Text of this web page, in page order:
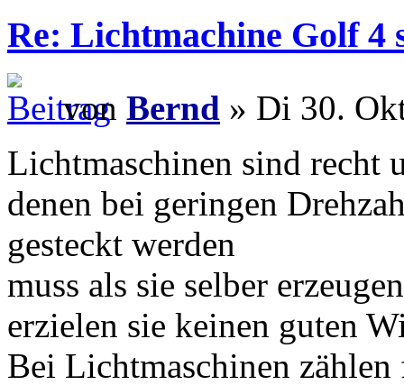
Re: Lichtmachine Golf 4
von Bernd » Di 30.
Lichtmaschinen sind recht
denen bei geringen
gesteckt werden
muss als sie selber
erzielen sie keinen guten
Bei Lichtmaschinen